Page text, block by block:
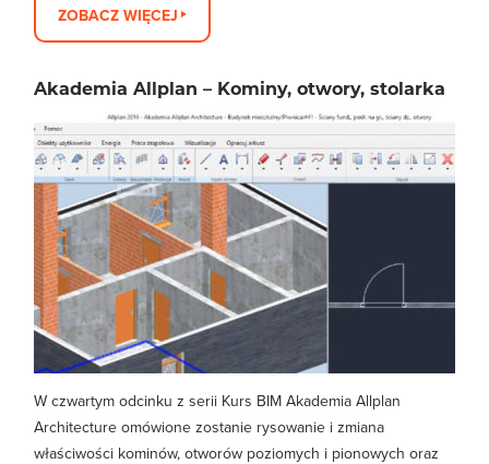
ZOBACZ WIĘCEJ
Akademia Allplan – Kominy, otwory, stolarka
W czwartym odcinku z serii Kurs BIM Akademia Allplan
Architecture omówione zostanie rysowanie i zmiana
właściwości kominów, otworów poziomych i pionowych oraz